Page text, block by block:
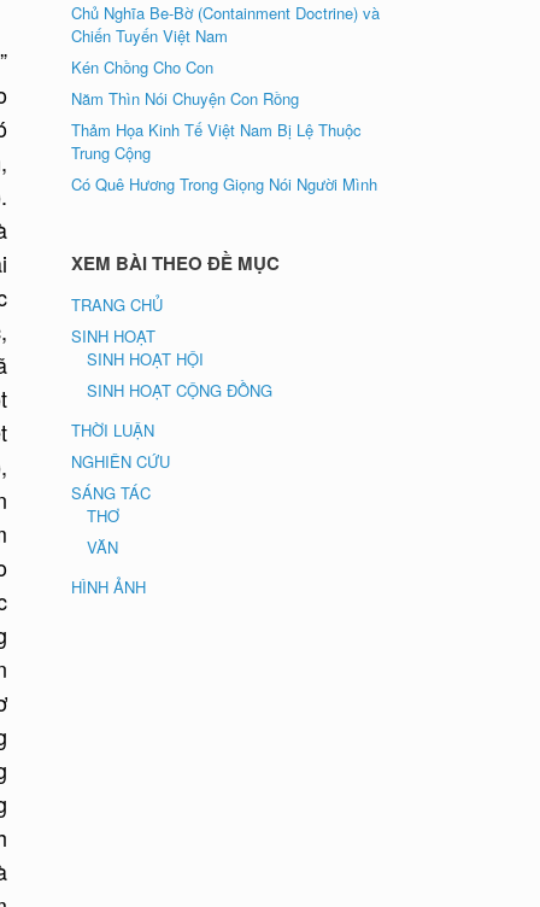
Chủ Nghĩa Be-Bờ (Containment Doctrine) và
Chiến Tuyến Việt Nam
Kén Chồng Cho Con
Năm Thìn Nói Chuyện Con Rồng
Thảm Họa Kinh Tế Việt Nam Bị Lệ Thuộc
Trung Cộng
Có Quê Hương Trong Giọng Nói Người Mình
XEM BÀI THEO ĐỀ MỤC
TRANG CHỦ
SINH HOẠT
SINH HOẠT HỘI
SINH HOẠT CỘNG ĐỒNG
THỜI LUẬN
NGHIÊN CỨU
SÁNG TÁC
THƠ
VĂN
HÌNH ẢNH